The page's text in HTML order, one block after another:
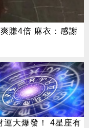
賺4倍 麻衣：感謝
運大爆發！ 4星座有